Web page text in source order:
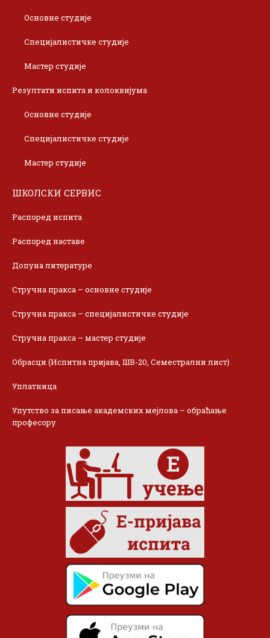
Основне студије
Специјалистичке студије
Мастер студије
Резултати испита и колоквијума
Основне студије
Специјалистичке студије
Мастер студије
ШКОЛСКИ СЕРВИС
Распоред испита
Распоред наставе
Допуна литературе
Стручна пракса – основне студије
Стручна пракса – специјалистичке студије
Стручна пракса – мастер студије
Обрасци (Испитна пријава, ШВ-20, Семестрални лист)
Уплатница
Упутство за писање академских мејлова – обраћање
професору